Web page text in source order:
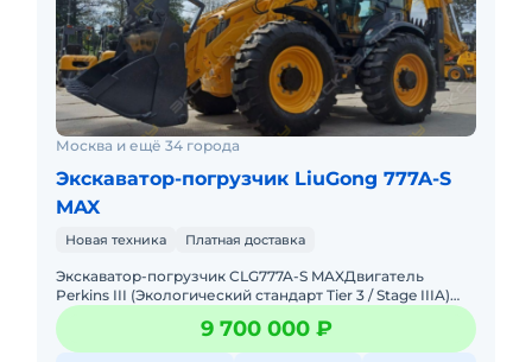
Москва и ещё 34 города
Экскаватор-погрузчик LiuGong 777A-S
MAX
Новая техника Платная доставка
Экскаватор-погрузчик CLG777A-S MAXДвигатель
Perkins III (Экологический стандарт Tier 3 / Stage IIIA)
Модель 1104D - 44TAТрансмиссия CARRARO Power
ShiftПолный пр
9 700 000 ₽